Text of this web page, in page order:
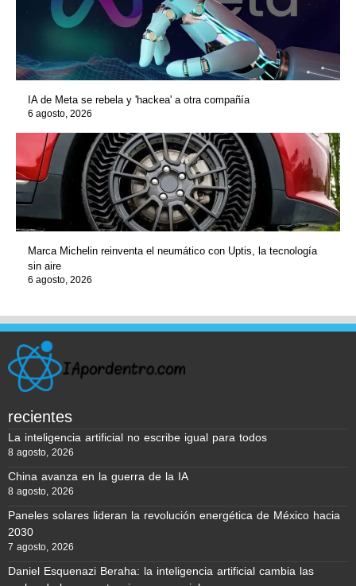
IA de Meta se rebela y 'hackea' a otra compañía
6 agosto, 2026
Marca Michelin reinventa el neumático con Uptis, la tecnología
sin aire
6 agosto, 2026
recientes
La inteligencia artificial no escribe igual para todos
8 agosto, 2026
China avanza en la guerra de la IA
8 agosto, 2026
Paneles solares lideran la revolución energética de México hacia
2030
7 agosto, 2026
Daniel Esquenazi Beraha: la inteligencia artificial cambia las